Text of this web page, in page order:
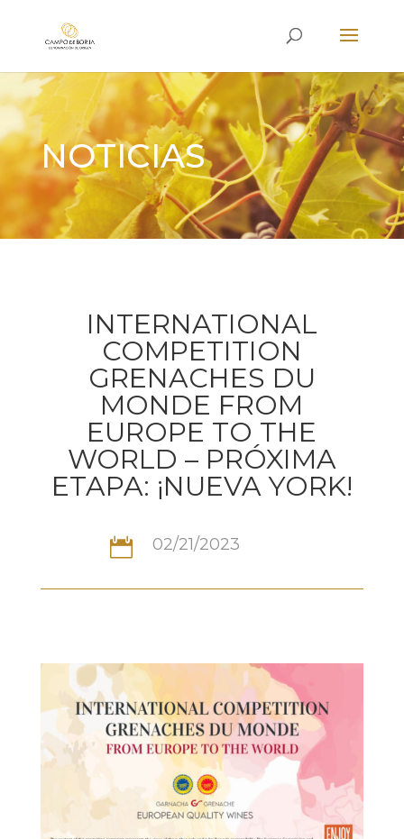
NOTICIAS
INTERNATIONAL
COMPETITION
GRENACHES DU
MONDE FROM
EUROPE TO THE
WORLD – PRÓXIMA
ETAPA: ¡NUEVA YORK!
 02/21/2023